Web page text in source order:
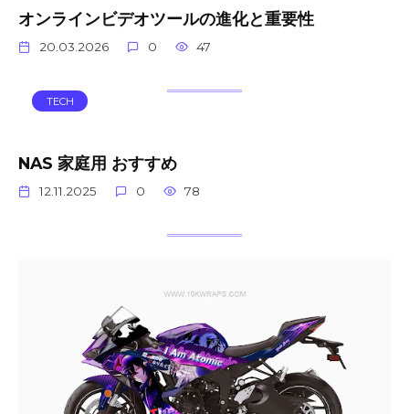
オンラインビデオツールの進化と重要性
20.03.2026 0 47
TECH
NAS 家庭用 おすすめ
12.11.2025 0 78